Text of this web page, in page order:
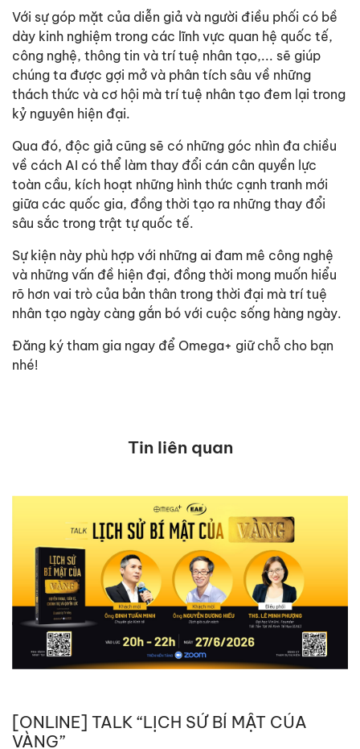
Với sự góp mặt của diễn giả và người điều phối có bề
dày kinh nghiệm trong các lĩnh vực quan hệ quốc tế,
công nghệ, thông tin và trí tuệ nhân tạo,... sẽ giúp
chúng ta được gợi mở và phân tích sâu về những
thách thức và cơ hội mà trí tuệ nhân tạo đem lại trong
kỷ nguyên hiện đại.
Qua đó, độc giả cũng sẽ có những góc nhìn đa chiều
về cách AI có thể làm thay đổi cán cân quyền lực
toàn cầu, kích hoạt những hình thức cạnh tranh mới
giữa các quốc gia, đồng thời tạo ra những thay đổi
sâu sắc trong trật tự quốc tế.
Sự kiện này phù hợp với những ai đam mê công nghệ
và những vấn đề hiện đại, đồng thời mong muốn hiểu
rõ hơn vai trò của bản thân trong thời đại mà trí tuệ
nhân tạo ngày càng gắn bó với cuộc sống hàng ngày.
Đăng ký tham gia ngay để Omega+ giữ chỗ cho bạn
nhé!
Tin liên quan
[ONLINE] TALK “LỊCH SỬ BÍ MẬT CỦA
VÀNG”